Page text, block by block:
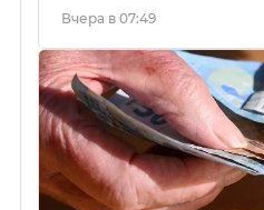
Вчера в 07:49